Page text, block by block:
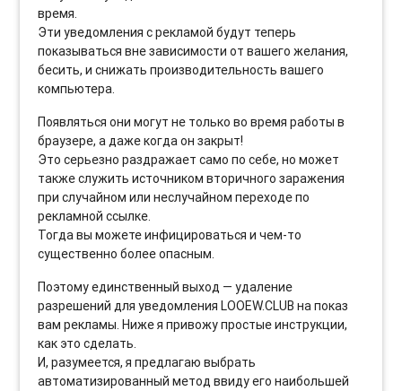
время.
Эти уведомления с рекламой будут теперь
показываться вне зависимости от вашего желания,
бесить, и снижать производительность вашего
компьютера.
Появляться они могут не только во время работы в
браузере, а даже когда он закрыт!
Это серьезно раздражает само по себе, но может
также служить источником вторичного заражения
при случайном или неслучайном переходе по
рекламной ссылке.
Тогда вы можете инфицироваться и чем-то
существенно более опасным.
Поэтому единственный выход — удаление
разрешений для уведомления LOOEW.CLUB на показ
вам рекламы. Ниже я привожу простые инструкции,
как это сделать.
И, разумеется, я предлагаю выбрать
автоматизированный метод ввиду его наибольшей